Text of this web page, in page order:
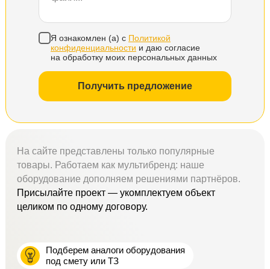
На сайте представлены только популярные
товары. Работаем как мультибренд: наше
оборудование дополняем решениями партнёров.
Присылайте проект — укомплектуем объект
целиком по одному договору.
Подберем аналоги оборудования
под смету или ТЗ
Я ознакомлен (а) с Политикой
конфиденциальности и даю согласие
на обработку моих персональных данных
Получить предложение